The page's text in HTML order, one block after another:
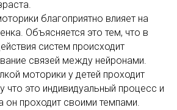
благоприятно влияет на
Объясняется это тем, что в
систем происходит
связей между нейронами.
моторики у детей проходит
что это индивидуальный процесс и
он проходит своими темпами.